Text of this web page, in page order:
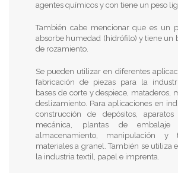
agentes químicos y con tiene un peso
También cabe mencionar que es un
absorbe humedad (hidrófilo) y tiene un
de rozamiento.
Se pueden utilizar en diferentes
fabricación de piezas para la
bases de corte y despiece, mataderos,
deslizamiento. Para aplicaciones en
construcción de depósitos,
mecánica, plantas de embalaje
almacenamiento, manipulación y
materiales a granel. También se utiliza
la industria textil, papel e imprenta.